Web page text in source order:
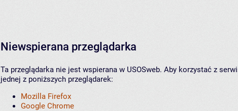
Niewspierana przeglądarka
Ta przeglądarka nie jest wspierana w USOSweb. Aby korzystać z
jednej z poniższych przeglądarek:
Mozilla Firefox
Google Chrome